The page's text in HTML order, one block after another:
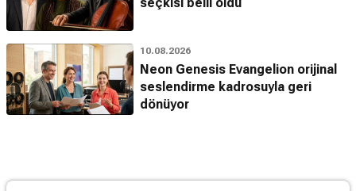
10.08.2026
Neon Genesis Evangelion orijinal
seslendirme kadrosuyla geri
dönüyor